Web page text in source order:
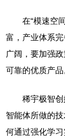
在“模速空
富，产业体系
广阔，要加强
可靠的优质产品
稀宇极智
智能体所做的
何通过强化学